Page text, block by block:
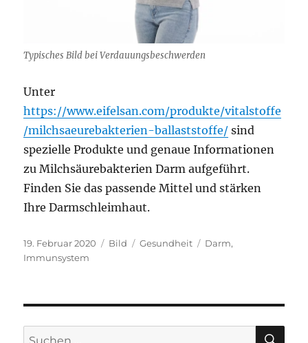
Typisches Bild bei Verdauungsbeschwerden
Unter
https://www.eifelsan.com/produkte/vitalstoffe
/milchsaeurebakterien-ballaststoffe/ sind
spezielle Produkte und genaue Informationen
zu Milchsäurebakterien Darm aufgeführt.
Finden Sie das passende Mittel und stärken
Ihre Darmschleimhaut.
Veröffentlicht
am
19. Februar 2020 Format
Bild Kategorien
Gesundheit Schlagwörter
Darm,
Immunsystem
Suchen